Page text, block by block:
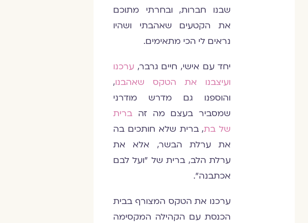
שבנו חברות, ובחרתי מתוכם
את הקטעים שאהבתי ושהיו
נראים לי הכי מתאימים.
יחד עם אישי, חיים גרבר,ערכנו
ועיצבנו את הטקס שאהבנו,
והוספנו גם מדרש מודרני
שמסביר בעצם מה זהברית
של בת, ברית שלא חותכים בה
את ערלת הבשר, אלא את
ערלת הלב, ברית של "ועל לבם
אכתבנה".
ערכנו את הטקס המצורף בבית
הכנסת עם הקהילה המקסימה